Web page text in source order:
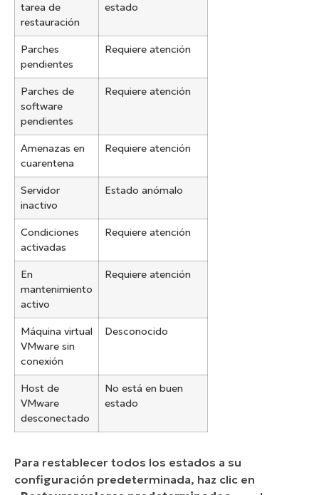
tarea de
restauración
estado
Parches
pendientes
Requiere atención
Parches de
software
pendientes
Requiere atención
Amenazas en
cuarentena
Requiere atención
Servidor
inactivo
Estado anómalo
Condiciones
activadas
Requiere atención
En
mantenimiento
activo
Requiere atención
Máquina virtual
VMware sin
conexión
Desconocido
Host de
VMware
desconectado
No está en buen
estado
Para restablecer todos los estados a su
configuración predeterminada, haz clic en